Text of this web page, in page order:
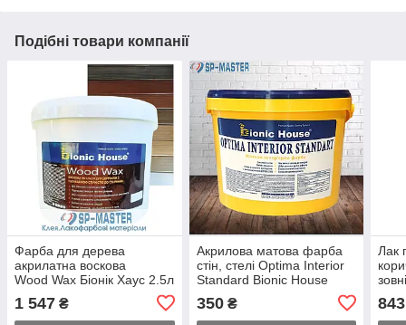
Подібні товари компанії
Фарба для дерева
акрилатна воскова
Wood Wax Біонік Хаус 2.5л
1 547 ₴
Акрилова матова фарба
стін, стелі Optima Interior
Standard Bionic House
350₴
Лак
843